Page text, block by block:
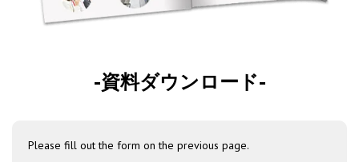
-資料ダウンロード-
Please fill out the form on the previous page.